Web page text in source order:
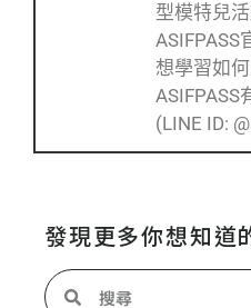
型模特兒
ASIFPASS
想學習如
ASIFPASS
(LINE ID:
發現更多你想知道